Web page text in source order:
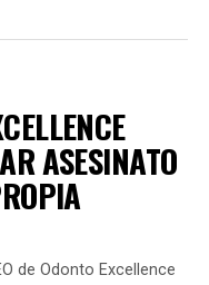
una
–
y
en los tramos
ASESINATO
de Odonto Excellence